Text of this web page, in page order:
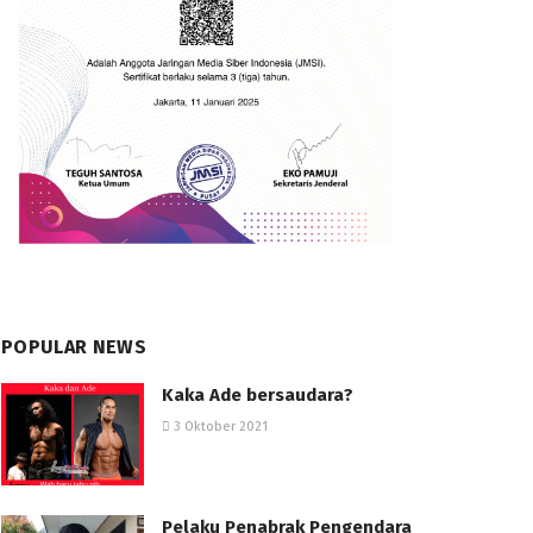
POPULAR NEWS
Kaka Ade bersaudara?
3 Oktober 2021
Pelaku Penabrak Pengendara